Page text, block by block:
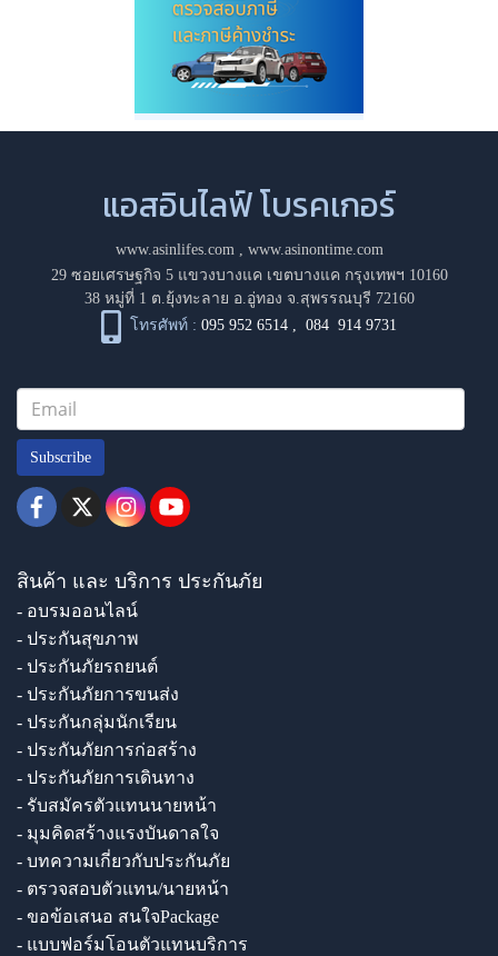
แอสอินไลฟ์ โบรคเกอร์
www.asinlifes.com, www.asinontime.com
29 ซอยเศรษฐกิจ 5 แขวงบางแค เขตบางแค กรุงเทพฯ 10160
38 หมู่ที่ 1 ต.ยุ้งทะลาย อ.อู่ทอง จ.สุพรรณบุรี 72160
โทรศัพท์ : 095 952 6514 ,084 914 9731
Subscribe
สินค้า และ บริการ ประกันภัย
- อบรมออนไลน์
- ประกันสุขภาพ
- ประกันภัยรถยนต์
- ประกันภัยการขนส่ง
- ประกันกลุ่มนักเรียน
- ประกันภัยการก่อสร้าง
- ประกันภัยการเดินทาง
- รับสมัครตัวแทนนายหน้า
- มุมคิดสร้างแรงบันดาลใจ
- บทความเกี่ยวกับประกันภัย
- ตรวจสอบตัวแทน/นายหน้า
- ขอข้อเสนอ สนใจPackage
- แบบฟอร์มโอนตัวแทนบริการ